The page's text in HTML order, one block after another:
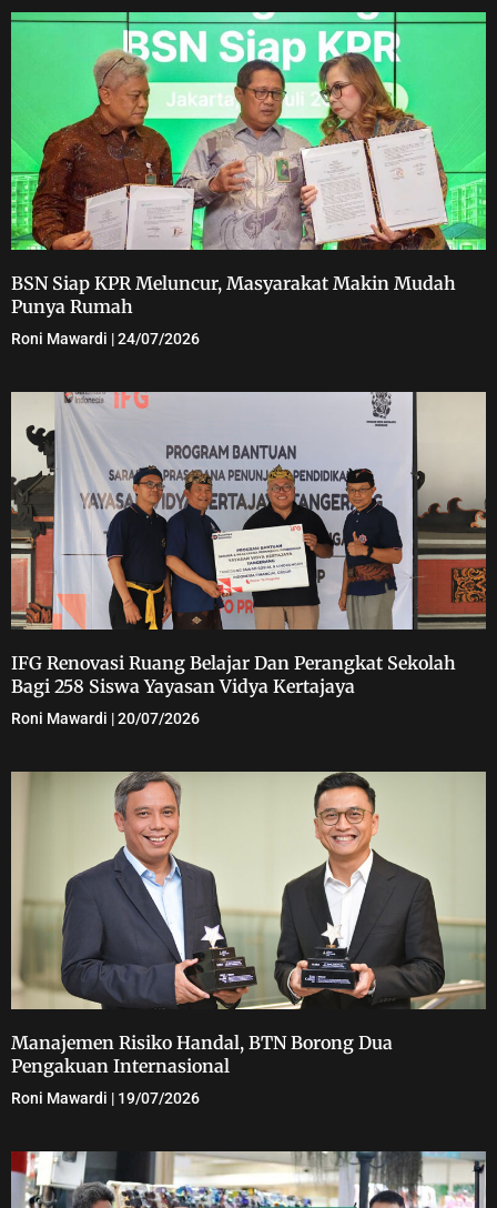
BSN Siap KPR Meluncur, Masyarakat Makin Mudah
Punya Rumah
Roni Mawardi 24/07/2026
IFG Renovasi Ruang Belajar Dan Perangkat Sekolah
Bagi 258 Siswa Yayasan Vidya Kertajaya
Roni Mawardi 20/07/2026
Manajemen Risiko Handal, BTN Borong Dua
Pengakuan Internasional
Roni Mawardi 19/07/2026